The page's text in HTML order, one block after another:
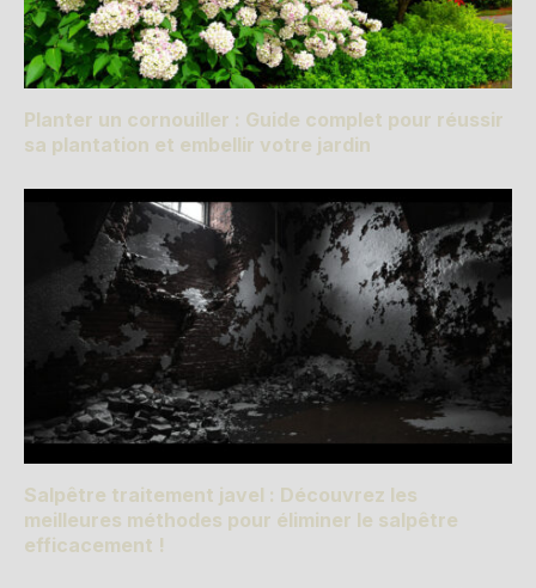
Planter un cornouiller : Guide complet pour réussir
sa plantation et embellir votre jardin
Salpêtre traitement javel : Découvrez les
meilleures méthodes pour éliminer le salpêtre
efficacement !